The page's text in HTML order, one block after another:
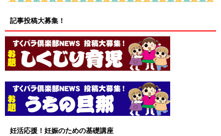
記事投稿大募集！
妊活応援！妊娠のための基礎講座